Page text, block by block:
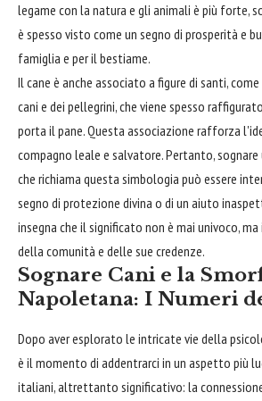
legame con la natura e gli animali è più forte,
è spesso visto come un segno di prosperità e
famiglia e per il bestiame.
Il cane è anche associato a figure di santi,
cani e dei pellegrini, che viene spesso
porta il pane. Questa associazione rafforza
compagno leale e salvatore. Pertanto,
che richiama questa simbologia può essere
segno di protezione divina o di un aiuto
insegna che il significato non è mai univoco,
della comunità e delle sue credenze.
Sognare Cani e la
Napoletana: I Numeri
Dopo aver esplorato le intricate vie della
è il momento di addentrarci in un aspetto più
italiani, altrettanto significativo: la